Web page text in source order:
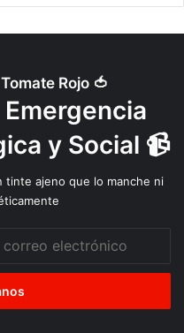
Booz .
días de verano!
Rojo 🍅
y Social 📹
tinte ajeno que lo manche ni